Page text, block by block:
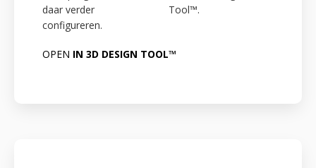
daar verder
configureren.
Tool™.
OPEN IN 3D DESIGN TOOL™